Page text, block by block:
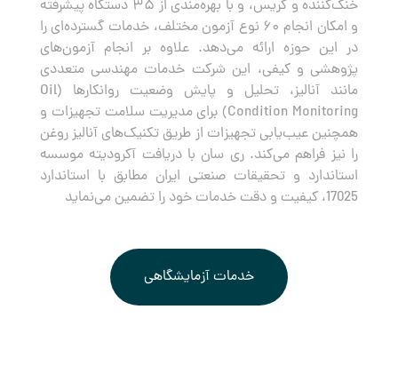
خنک‌کننده و گریس، و با بهره‌مندی از ۳۵ دستگاه پیشرفته
و امکان انجام ۶۰ نوع آزمون مختلف، خدمات گسترده‌ای را
در این حوزه ارائه می‌دهد. علاوه بر انجام آزمون‌های
پژوهشی و کیفی، این شرکت خدمات مهندسی متعددی
مانند آنالیز، تحلیل و پایش وضعیت روانکارها (Oil
Condition Monitoring) برای مدیریت سلامت تجهیزات و
همچنین عیب‌یابی تجهیزات از طریق تکنیک‌های آنالیز روغن
را نیز فراهم می‌کند. ری سان با دریافت آکرودیته موسسه
استاندارد و تحقیقات صنعتی ایران مطابق با استاندارد
17025، کیفیت و دقت خدمات خود را تضمین می‌نماید
خدمات آزمایشگاهی